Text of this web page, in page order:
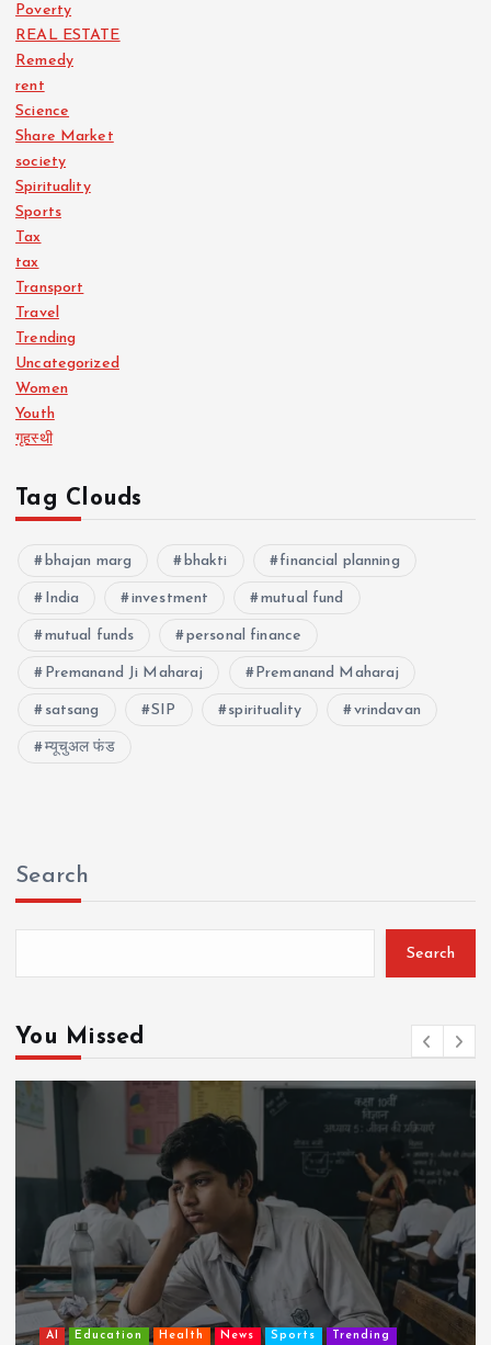
Poverty
REAL ESTATE
Remedy
rent
Science
Share Market
society
Spirituality
Sports
Tax
tax
Transport
Travel
Trending
Uncategorized
Women
Youth
गृहस्थी
Tag Clouds
bhajan marg bhakti financial planning
India investment mutual fund
mutual funds personal finance
Premanand Ji Maharaj Premanand Maharaj
satsang SIP spirituality vrindavan
म्यूचुअल फंड
Search
Search
You Missed
AI Education Health News Sports Trending